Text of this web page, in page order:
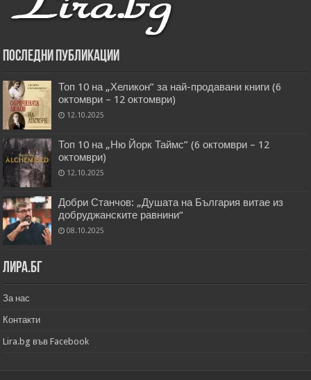
Последни публикации
Топ 10 на „Хеликон” за най-продавани книги (6
октомври – 12 октомври)
12.10.2025
Топ 10 на „Ню Йорк Таймс” (6 октомври – 12
октомври)
12.10.2025
Добри Станчов: „Душата на България витае из
добруджанските равнини“
08.10.2025
Лира.бг
За нас
Контакти
Lira.bg във Facebook